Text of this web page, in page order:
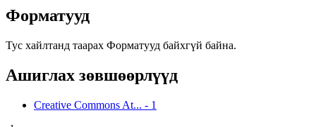
Форматууд
Тус хайлтанд таарах Форматууд байхгүй байна.
Ашиглах зөвшөөрлүүд
Creative Commons At... - 1